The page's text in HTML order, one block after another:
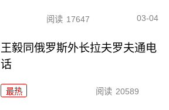
阅读 17647 03-04
王毅同俄罗斯外长拉夫罗夫通电
话
最热 阅读 20589